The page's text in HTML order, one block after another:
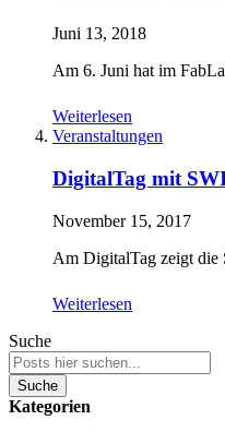
Juni 13, 2018
Am 6. Juni hat im
Weiterlesen
Veranstaltungen
DigitalTag mit
November 15, 2017
Am DigitalTag zeigt die
Weiterlesen
Suche
Suche
Kategorien